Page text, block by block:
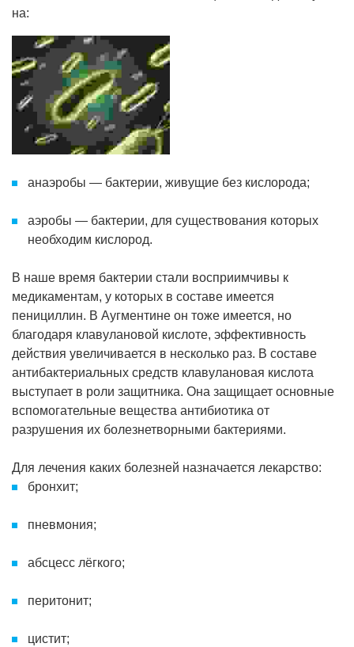
на:
анаэробы — бактерии, живущие без кислорода;
аэробы — бактерии, для существования которых
необходим кислород.
В наше время бактерии стали восприимчивы к
медикаментам, у которых в составе имеется
пенициллин. В Аугментине он тоже имеется, но
благодаря клавулановой кислоте, эффективность
действия увеличивается в несколько раз. В составе
антибактериальных средств клавулановая кислота
выступает в роли защитника. Она защищает основные
вспомогательные вещества антибиотика от
разрушения их болезнетворными бактериями.
Для лечения каких болезней назначается лекарство:
бронхит;
пневмония;
абсцесс лёгкого;
перитонит;
цистит;